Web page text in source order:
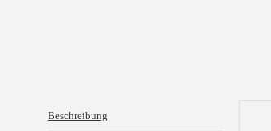
Beschreibung